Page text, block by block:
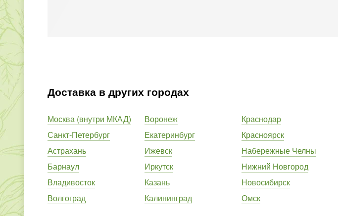
Доставка в других городах
Москва (внутри МКАД)
Санкт-Петербург
Астрахань
Барнаул
Владивосток
Волгоград
Воронеж
Екатеринбург
Ижевск
Иркутск
Казань
Калининград
Краснодар
Красноярск
Набережные Челны
Нижний Новгород
Новосибирск
Омск